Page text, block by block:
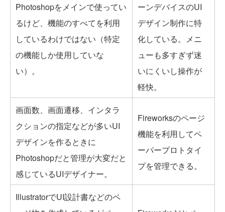
Photoshopをメインで使ってい
るけど、機能のすべてを利用
しているわけではない（特定
の機能しか使用していな
い）。
ーンデバイスのUI
デザイン制作に特
化している。メニ
ューも多すぎず迷
いにくいし操作が
軽快。
画面数、画面遷移、インタラ
クションの指定などが多いUI
デザインを作るときに
Photoshopだと管理が大変だと
感じているUIデザイナー。
Fireworksのページ
機能を利用してペ
ーパープロトタイ
プを管理できる。
IllustratorでUI設計書などのペ